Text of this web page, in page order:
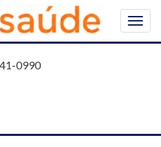
0990